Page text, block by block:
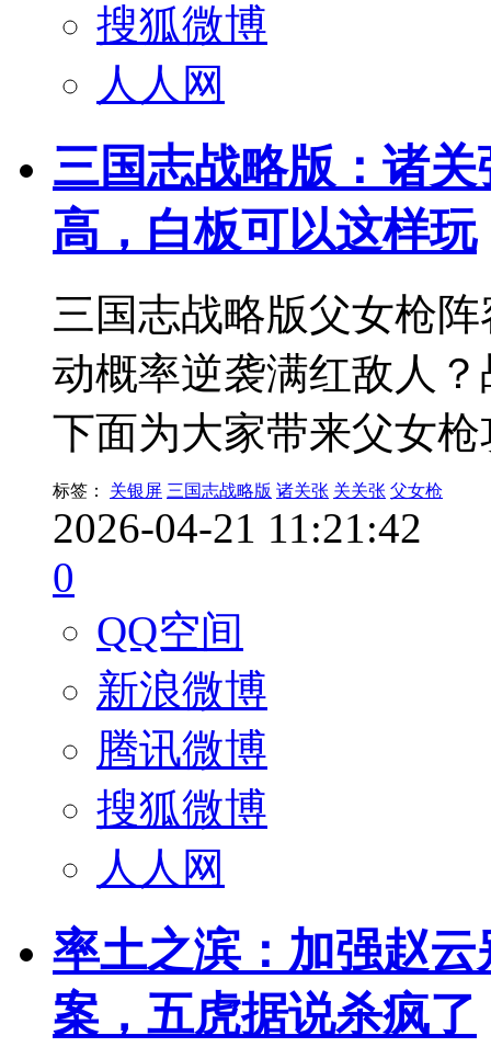
搜狐微博
人人网
三国志战略版：诸
高，白板可以这样玩
三国志战略版父女枪
动概率逆袭满红敌人
下面为大家带来父女
标签： 关银屏 三国志战略版 诸关张 关关张 父女枪
2026-04-21 11:21:42
0
QQ空间
新浪微博
腾讯微博
搜狐微博
人人网
率土之滨：加强赵
案，五虎据说杀疯了